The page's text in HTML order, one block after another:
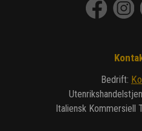
Bedrift:
Italiensk Kommersiell